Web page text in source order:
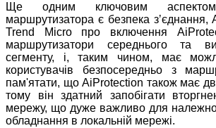
Ще одним ключовим
маршрутизатора є безпека зʼєднання,
Trend Micro про включення
маршрутизатори середнього та
сегменту, і, таким чином, має
користувачів безпосередньо з
пам'ятати, що AiProtection також має
тому він здатний запобігати
мережу, що дуже важливо для
обладнання в локальній мережі.